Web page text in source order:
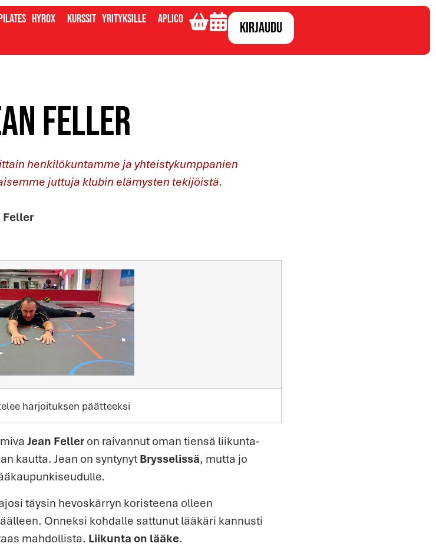
Hyrox Kurssit Yrityksille Aplico Kirjaudu
Feller
henkilökuntamme ja yhteistykumppanien
juttuja klubin elämysten tekijöistä.
harjoituksen päätteeksi
Jean Felleron raivannut oman tiensä liikunta-
kautta. Jean on syntynytBrysselissä, mutta jo
täysin hevoskärryn koristeena olleen
Onneksi kohdalle sattunut lääkäri kannusti
mahdollista. Liikunta on lääke.